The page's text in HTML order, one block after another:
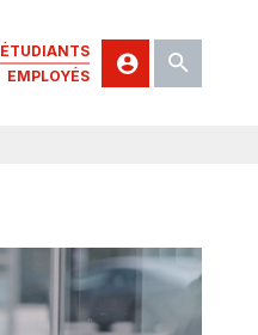
ÉTUDIANTS
EMPLOYÉS